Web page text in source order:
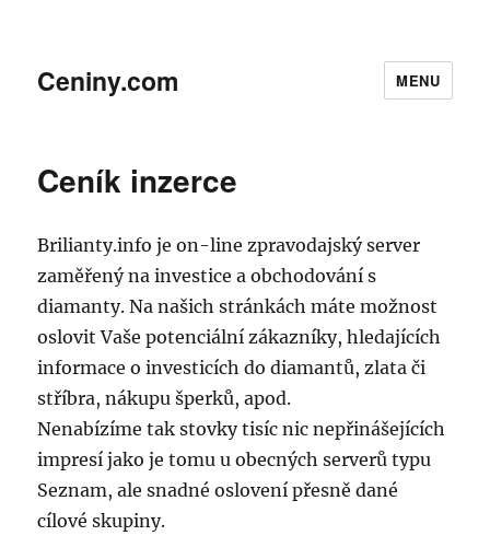
Ceniny.com MENU
Ceník inzerce
Brilianty.info je on-line zpravodajský server
zaměřený na investice a obchodování s
diamanty. Na našich stránkách máte možnost
oslovit Vaše potenciální zákazníky, hledajících
informace o investicích do diamantů, zlata či
stříbra, nákupu šperků, apod.
Nenabízíme tak stovky tisíc nic nepřinášejících
impresí jako je tomu u obecných serverů typu
Seznam, ale snadné oslovení přesně dané
cílové skupiny.